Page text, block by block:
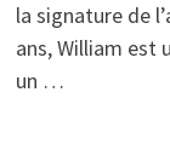
la signature de
ans, William est
un …